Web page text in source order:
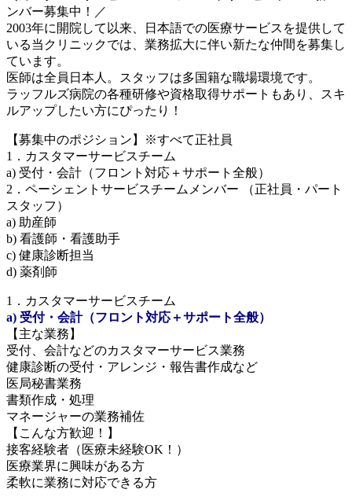
ンバー募集中！／
2003年に開院して以来、日本語での医療サービスを提供して
いる当クリニックでは、業務拡大に伴い新たな仲間を募集し
ています。
医師は全員日本人。スタッフは多国籍な職場環境です。
ラッフルズ病院の各種研修や資格取得サポートもあり、スキ
ルアップしたい方にぴったり！
【募集中のポジション】※すべて正社員
1．カスタマーサービスチーム
a) 受付・会計（フロント対応＋サポート全般）
2．ペーシェントサービスチームメンバー （正社員・パート
スタッフ）
a) 助産師
b) 看護師・看護助手
c) 健康診断担当
d) 薬剤師
1．カスタマーサービスチーム
a) 受付・会計（フロント対応＋サポート全般）
【主な業務】
受付、会計などのカスタマーサービス業務
健康診断の受付・アレンジ・報告書作成など
医局秘書業務
書類作成・処理
マネージャーの業務補佐
【こんな方歓迎！】
接客経験者（医療未経験OK！）
医療業界に興味がある方
柔軟に業務に対応できる方